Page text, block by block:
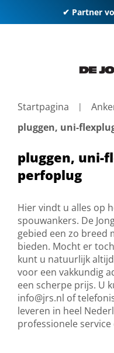
✔ Partner
Startpagina
pluggen, uni-
pluggen, uni-
perfoplug
Hier vindt u alles op
spouwankers. De
gebied een zo breed
bieden. Mocht er
kunt u natuurlijk
voor een vakkundig
een scherpe prijs. U
info@jrs.nl of
leveren in heel
professionele